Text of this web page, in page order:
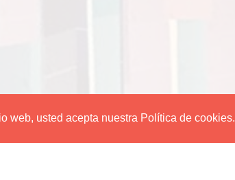
web, usted acepta nuestra Política de cookies.